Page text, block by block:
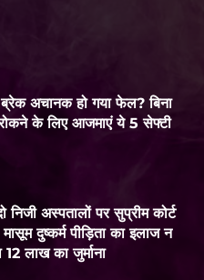
अचानक हो गया फेल? बिना
के लिए आजमाएं ये 5 सेफ्टी
निजी अस्पतालों पर सुप्रीम कोर्ट
दुष्कर्म पीड़िता का इलाज न
लाख का जुर्माना